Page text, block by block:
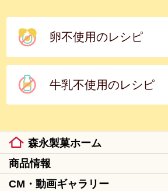
卵不使用のレシピ
牛乳不使用のレシピ
森永製菓ホーム
商品情報
CM・動画ギャラリー